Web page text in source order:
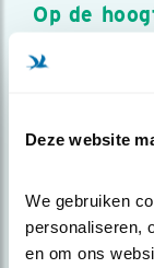
Deze website
We gebruiken
personaliseren,
en om ons
Op de
Meld je aan en
over vogels en